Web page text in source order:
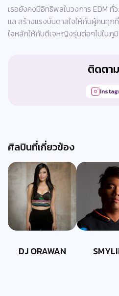
เธอยังคงมีอิทธิพลในวงการ EDM ทั่
แล สร้างแรงบันดาลใจให้กับผู้คนทุก
ใจหลักให้กับดีเจหญิงรุ่นต่อๆไปในภู
ติดตา
ศิลปินที่เกี่ยวข้อง
DJ ORAWAN